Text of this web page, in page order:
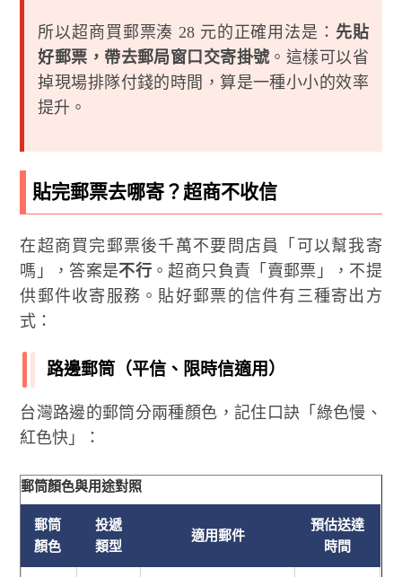
所以超商買郵票湊 28 元的正確用法是： 先貼
好郵票，帶去郵局窗口交寄掛號 。這樣可以省
掉現場排隊付錢的時間，算是一種小小的效率
提升。
貼完郵票去哪寄？超商不收信
在超商買完郵票後千萬不要問店員「可以幫我寄
嗎」，答案是不行 。超商只負責「賣郵票」，不提
供郵件收寄服務。貼好郵票的信件有三種寄出方
式：
路邊郵筒（平信、限時信適用）
台灣路邊的郵筒分兩種顏色，記住口訣「綠色慢、
紅色快」：
郵筒顏色與用途對照
郵筒
顏色
投遞
類型
適用郵件
預估送達
時間